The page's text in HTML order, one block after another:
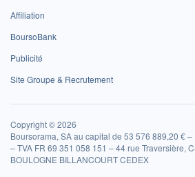
Affiliation
BoursoBank
Publicité
Site Groupe & Recrutement
Copyright © 2026
Boursorama, SA au capital de 53 576 889,20 €
– TVA FR 69 351 058 151 – 44 rue Traversière,
BOULOGNE BILLANCOURT CEDEX